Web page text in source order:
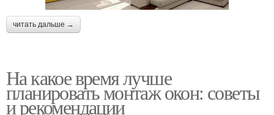
читать дальше →
На какое время лучше
планировать монтаж окон: советы
и рекомендации